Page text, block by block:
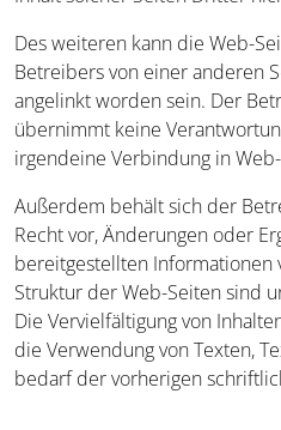
Des weiteren kann die Web-
Betreibers von einer anderen
angelinkt worden sein. Der
übernimmt keine
irgendeine Verbindung in
Außerdem behält sich der
Recht vor, Änderungen oder
bereitgestellten Informationen
Struktur der Web-Seiten sind
Die Vervielfältigung von
die Verwendung von Texten,
bedarf der vorherigen